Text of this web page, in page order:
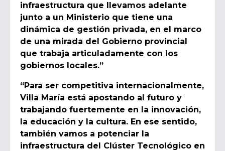
infraestructura que llevamos adelante
junto a un Ministerio que tiene una
dinámica de gestión privada, en el marco
de una mirada del Gobierno provincial
que trabaja articuladamente con los
gobiernos locales.”
“Para ser competitiva internacionalmente,
Villa María está apostando al futuro y
trabajando fuertemente en la innovación,
la educación y la cultura. En ese sentido,
también vamos a potenciar la
infraestructura del Clúster Tecnológico en